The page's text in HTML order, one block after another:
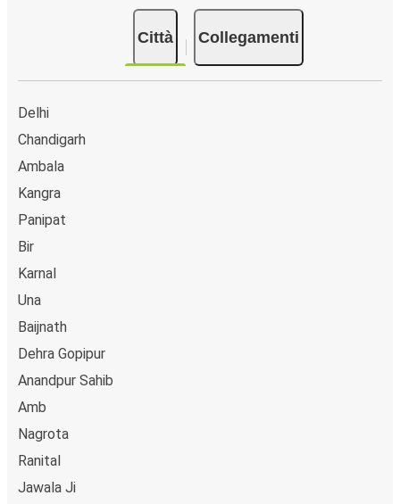
popolari sono: Delhi, Chandigarh, Ambala.
Città Collegamenti
Delhi
Chandigarh
Ambala
Kangra
Panipat
Bir
Karnal
Una
Baijnath
Dehra Gopipur
Anandpur Sahib
Amb
Nagrota
Ranital
Jawala Ji